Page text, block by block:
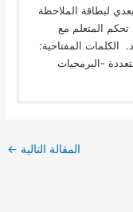
لبطاقة الملاحظة
المتعلم مع
الكلمات المفتاحية:
-البرمجيات
المقالة التالية ←